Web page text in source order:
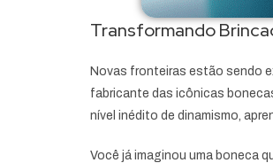
Transformando
Novas fronteiras estão sendo
fabricante das icônicas
nível inédito de dinamismo,
Você já imaginou uma boneca